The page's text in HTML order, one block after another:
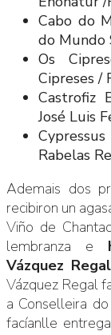
Cabo do
do Mundo
Os
Cipreses /
Castrofiz
José Luis
Rabelas
Ademais dos
recibiron un
Viño de
lembranza e
Vázquez
Vázquez Regal
a Conselleira
facíanlle